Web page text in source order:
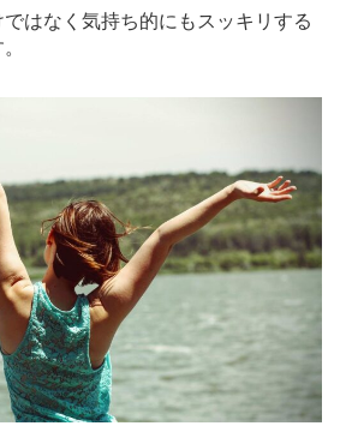
はなく気持ち的にもスッキリする